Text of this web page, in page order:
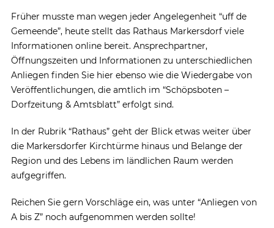
Früher musste man wegen jeder Angelegenheit “uff de
Gemeende”, heute stellt das Rathaus Markersdorf viele
Informationen online bereit. Ansprechpartner,
Öffnungszeiten und Informationen zu unterschiedlichen
Anliegen finden Sie hier ebenso wie die Wiedergabe von
Veröffentlichungen, die amtlich im “Schöpsboten –
Dorfzeitung & Amtsblatt” erfolgt sind.
In der Rubrik “Rathaus” geht der Blick etwas weiter über
die Markersdorfer Kirchtürme hinaus und Belange der
Region und des Lebens im ländlichen Raum werden
aufgegriffen.
Reichen Sie gern Vorschläge ein, was unter “Anliegen von
A bis Z” noch aufgenommen werden sollte!